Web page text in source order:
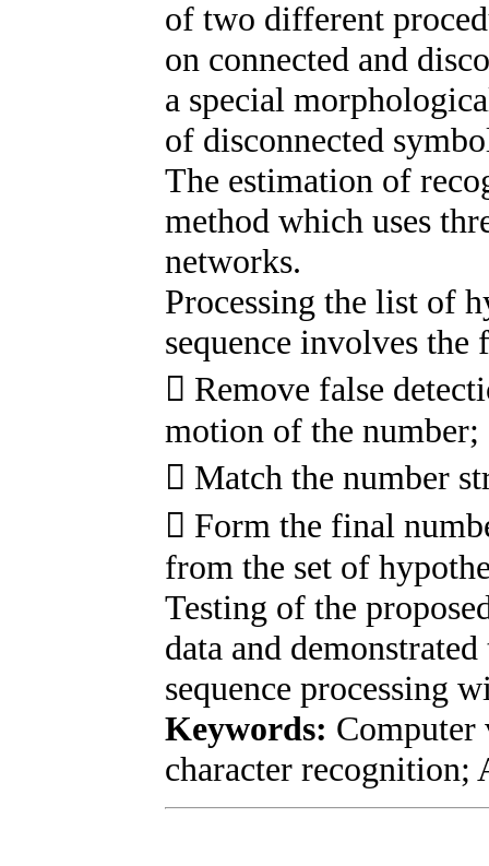
of two different
on connected and
a special
of disconnected
The estimation of
method which uses
networks.
Processing the list of
sequence involves
 Remove false
motion of the number;
 Match the number
 Form the final
from the set of
Testing of the
data and
sequence processing
Keywords: Computer
character